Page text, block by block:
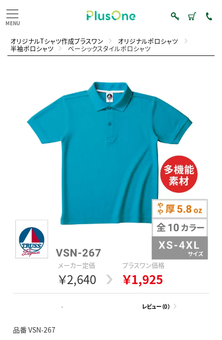
オリジナルTシャツ作成プラスワン オリジナルポロシャツ
半袖ポロシャツ ベーシックスタイルポロシャツ
メーカー定価
￥2,640
プラスワン価格
￥1,925
- レビュー（0）
品番 VSN-267